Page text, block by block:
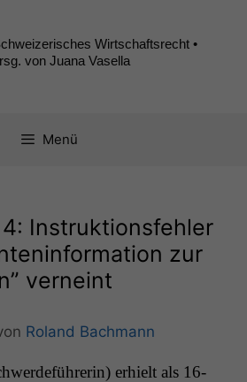
Wirtschaftsrecht •
von Juana Vasella
Menü
Instruktionsfehler
zur
verneint
Roland Bachmann
erhielt als 16-